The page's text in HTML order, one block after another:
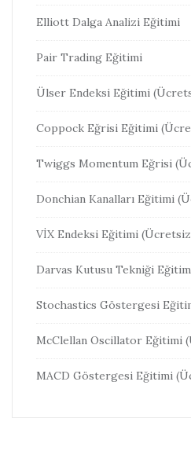
Elliott Dalga Analizi Eğitimi
Pair Trading Eğitimi
Ülser Endeksi Eğitimi
Coppock Eğrisi Eğitimi
Twiggs Momentum Eğrisi
Donchian Kanalları Eğitimi
VİX Endeksi Eğitimi
Darvas Kutusu Tekniği
Stochastics Göstergesi
McClellan Oscillator Eğitimi
MACD Göstergesi Eğitimi